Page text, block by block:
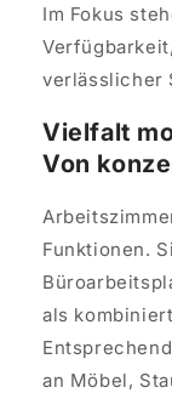
Im Fokus
verlässlicher
Vielfalt
Von
Funktionen.
als
an Möbel,